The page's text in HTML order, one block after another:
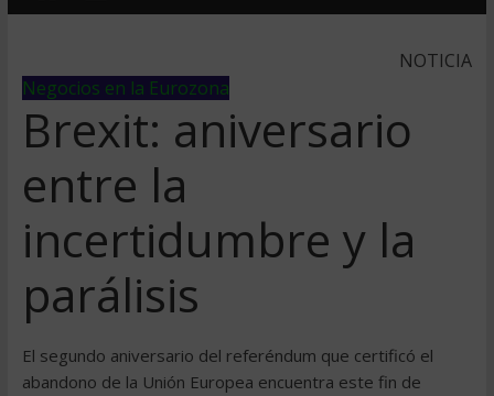
NOTICIA
Negocios en la Eurozona
Brexit: aniversario
entre la
incertidumbre y la
parálisis
El segundo aniversario del referéndum que certificó el
abandono de la Unión Europea encuentra este fin de